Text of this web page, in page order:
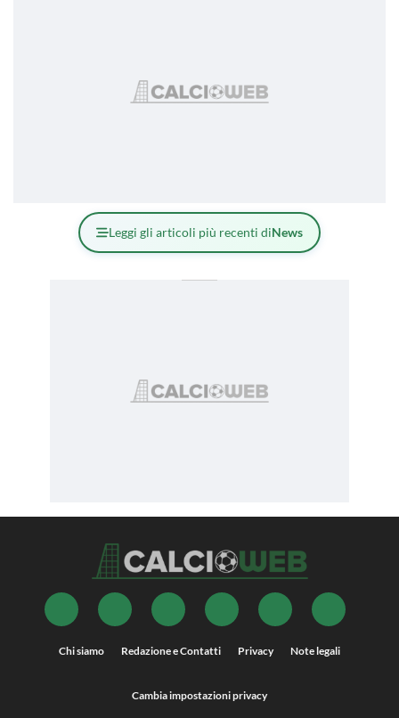
Leggi gli articoli più recenti diNews
Chi siamo Redazione e Contatti Privacy Note legali
Cambia impostazioni privacy